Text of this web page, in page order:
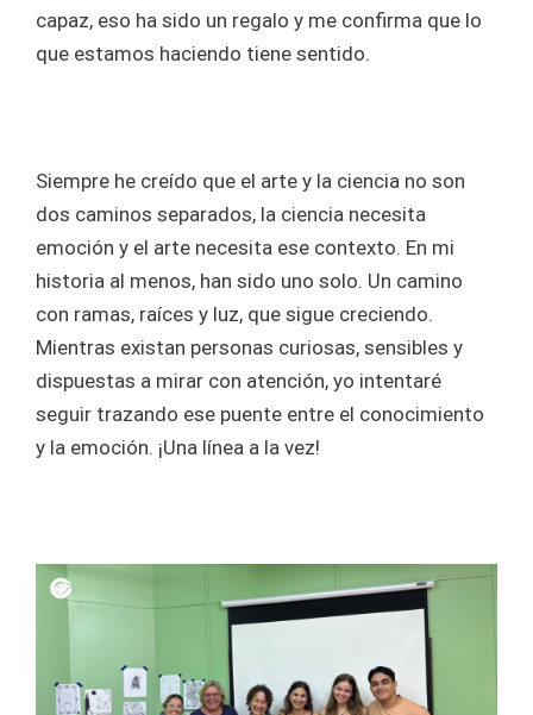
capaz, eso ha sido un regalo y me confirma que lo
que estamos haciendo tiene sentido.
Siempre he creído que el arte y la ciencia no son
dos caminos separados, la ciencia necesita
emoción y el arte necesita ese contexto. En mi
historia al menos, han sido uno solo. Un camino
con ramas, raíces y luz, que sigue creciendo.
Mientras existan personas curiosas, sensibles y
dispuestas a mirar con atención, yo intentaré
seguir trazando ese puente entre el conocimiento
y la emoción. ¡Una línea a la vez!